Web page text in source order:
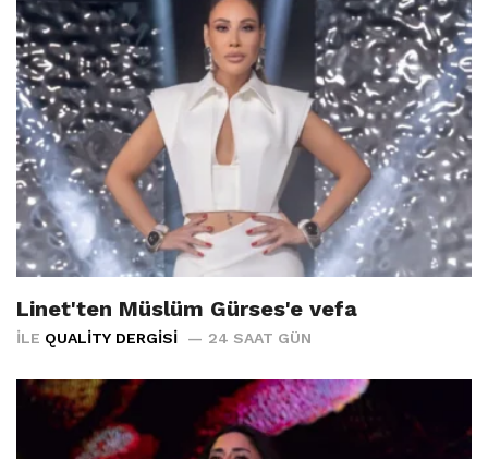
Linet'ten Müslüm Gürses'e vefa
İLE QUALITY DERGISI 24 SAAT GÜN